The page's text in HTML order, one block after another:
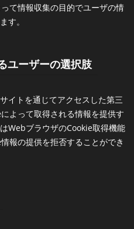
て情報収集の目的でユーザの情
す。
ユーザーの選択肢
イトを通じてアクセスした第三
よって取得される情報を提供す
WebブラウザのCookie取得機能
報の提供を拒否することができ